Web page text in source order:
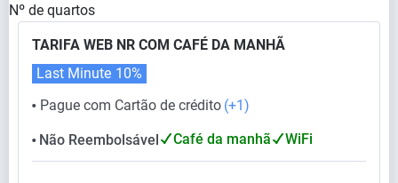
Nº de quartos
TARIFA WEB NR COM CAFÉ DA MANHÃ
⬤ Pague com Cartão de crédito (+1)
Last Minute 10%
⬤ Não Reembolsável Café da manhã WiFi